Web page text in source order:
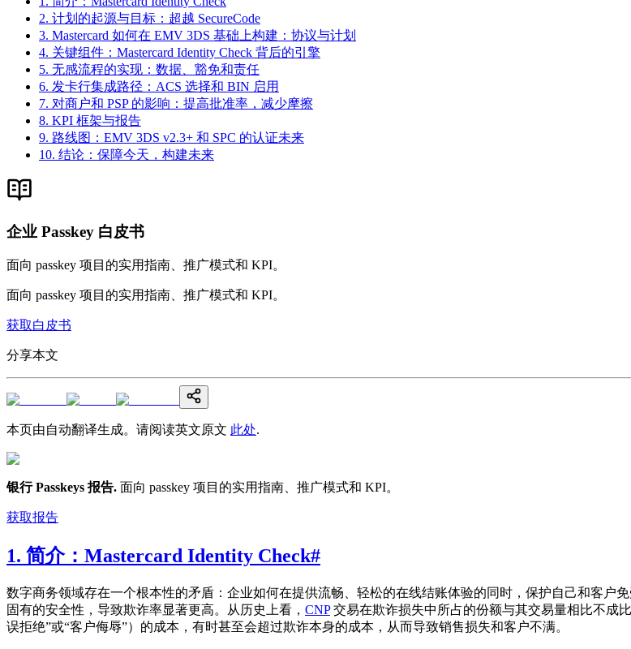
2. 计划的起源与目标：超越 SecureCode
3. Mastercard 如何在 EMV 3DS 基础上构建：协议与计划
4. 关键组件：Mastercard Identity Check 背后的引擎
5. 无感流程的实现：数据、豁免和责任
6. 发卡行集成路径：ACS 选择和 BIN 启用
7. 对商户和 PSP 的影响：提高批准率，减少摩擦
8. KPI 框架与报告
9. 路线图：EMV 3DS v2.3+ 和 SPC 的认证未来
10. 结论：保障今天，构建未来
企业 Passkey 白皮书
面向 passkey 项目的实用指南、推广模式和 KPI。
面向 passkey 项目的实用指南、推广模式和 KPI。
获取白皮书
分享本文
本页由自动翻译生成。请阅读英文原文 此处.
银行 Passkeys 报告. 面向 passkey 项目的实用指南、推广模式和 KPI。
获取报告
1. 简介：Mastercard Identity Check#
数字商务领域存在一个根本性的矛盾：企业如何在提供流畅、轻松的在线结账体验的同时，保护自己和客户
固有的安全性，导致欺诈率显著更高。从历史上看， CNP交易在欺诈损失中所占的份额与其交易量相比不成
误拒绝”或“客户侮辱”）的成本，有时甚至会超过欺诈本身的成本，从而导致销售损失和客户不满。